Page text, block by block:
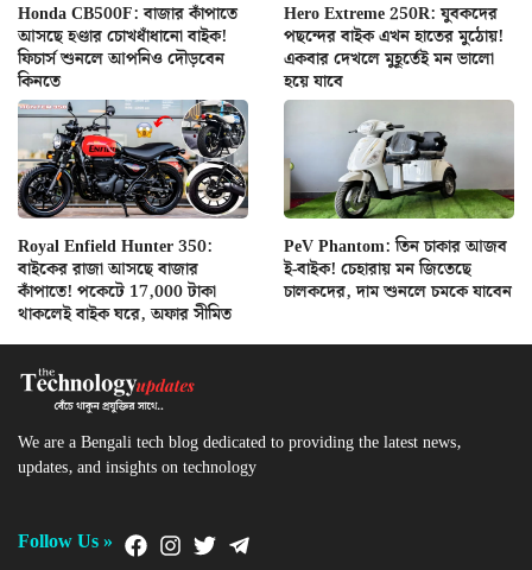
Honda CB500F: বাজার কাঁপাতে
আসছে হণ্ডার চোখধাঁধানো বাইক!
ফিচার্স শুনলে আপনিও দৌড়বেন
কিনতে
Hero Extreme 250R: যুবকদের
পছন্দের বাইক এখন হাতের মুঠোয়!
একবার দেখলে মুহূর্তেই মন ভালো
হয়ে যাবে
Royal Enfield Hunter 350:
বাইকের রাজা আসছে বাজার
কাঁপাতে! পকেটে 17,000 টাকা
থাকলেই বাইক ঘরে, অফার সীমিত
PeV Phantom: তিন চাকার আজব
ই-বাইক! চেহারায় মন জিতেছে
চালকদের, দাম শুনলে চমকে যাবেন
We are a Bengali tech blog dedicated to providing the latest news,
updates, and insights on technology
Follow Us »